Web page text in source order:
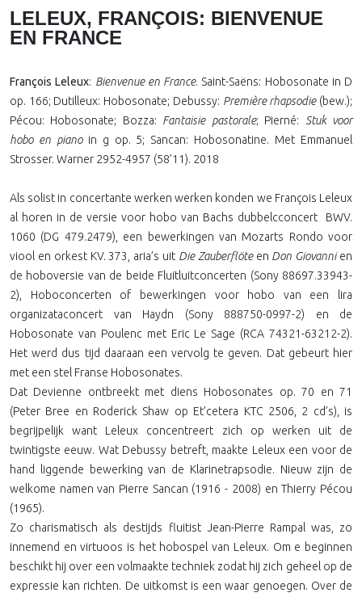
LELEUX, FRANÇOIS: BIENVENUE
EN FRANCE
François Leleux: Bienvenue en France. Saint-Saëns: Hobosonate in D
op. 166; Dutilleux: Hobosonate; Debussy: Première rhapsodie (bew.);
Pécou: Hobosonate; Bozza: Fantaisie pastorale; Pierné: Stuk voor
hobo en pianoin g op. 5; Sancan: Hobosonatine. Met Emmanuel
Strosser. Warner 2952-4957 (58’11). 2018
Als solist in concertante werken werken konden we François Leleux
al horen in de versie voor hobo van Bachs dubbelcconcert
BWV.
1060 (DG 479.2479), een bewerkingen van Mozarts Rondo voor
viool en orkest KV. 373, aria’s uit Die Zauberflöteen Don Giovannien
de hoboversie van de beide Fluitluitconcerten (Sony 88697.33943-
2), Hoboconcerten of bewerkingen voor hobo van een lira
organizataconcert van Haydn (Sony 888750-0997-2) en de
Hobosonate van Poulenc met Eric Le Sage (RCA 74321-63212-2).
Het werd dus tijd daaraan een vervolg te geven. Dat gebeurt hier
met een stel Franse Hobosonates.
Dat Devienne ontbreekt met diens Hobosonates op. 70 en 71
(Peter Bree en Roderick Shaw op Et’cetera KTC 2506, 2 cd’s), is
begrijpelijk want Leleux concentreert zich op werken uit de
twintigste eeuw. Wat Debussy betreft, maakte Leleux een voor de
hand liggende bewerking van de Klarinetrapsodie. Nieuw zijn de
welkome namen van Pierre Sancan (1916 - 2008) en Thierry Pécou
(1965).
Zo charismatisch als destijds fluitist Jean-Pierre Rampal was, zo
innemend en virtuoos is het hobospel van Leleux. Om e beginnen
beschikt hij over een volmaakte techniek zodat hij zich geheel op de
expressie kan richten. De uitkomst is een waar genoegen. Over de